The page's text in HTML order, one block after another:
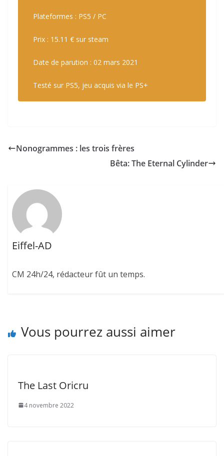
q
e
Plateformes : PS5 / PC
Prix : 15.11 € sur steam
Date de parution : 02 mars 2021
Testé sur PS5, jeu acquis via le PS+
Nonogrammes : les trois frères
Bêta: The Eternal Cylinder
Eiffel-AD
CM 24h/24, rédacteur fût un temps.
Vous pourrez aussi aimer
The Last Oricru
4 novembre 2022